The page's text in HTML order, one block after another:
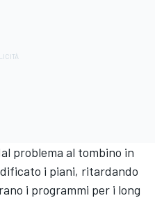
problema al tombino in
i piani, ritardando
i programmi per i long